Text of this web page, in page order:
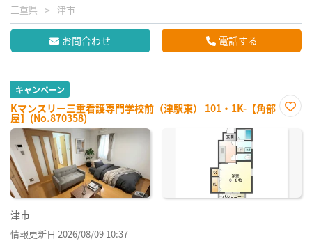
三重県 津市
お問合わせ 電話する
キャンペーン
Kマンスリー三重看護専門学校前（津駅東） 101・1K-【角部
屋】(No.870358)
に入
津市
情報更新日 2026/08/09 10:37